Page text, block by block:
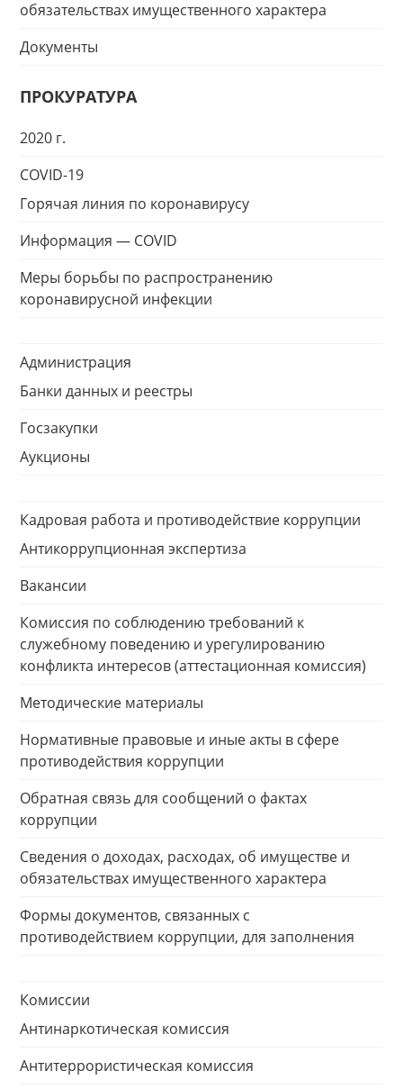
обязательствах имущественного характера
Документы
ПРОКУРАТУРА
2020 г.
COVID-19
Горячая линия по коронавирусу
Информация — COVID
Меры борьбы по распространению
коронавирусной инфекции
Администрация
Банки данных и реестры
Госзакупки
Аукционы
Кадровая работа и противодействие коррупции
Антикоррупционная экспертиза
Вакансии
Комиссия по соблюдению требований к
служебному поведению и урегулированию
конфликта интересов (аттестационная комиссия)
Методические материалы
Нормативные правовые и иные акты в сфере
противодействия коррупции
Обратная связь для сообщений о фактах
коррупции
Сведения о доходах, расходах, об имуществе и
обязательствах имущественного характера
Формы документов, связанных с
противодействием коррупции, для заполнения
Комиссии
Антинаркотическая комиссия
Антитеррористическая комиссия